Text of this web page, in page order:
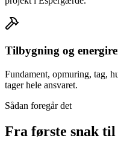
Tilbygning og
Fundament, opmuring, tag,
tager hele ansvaret.
Sådan foregår det
Fra første snak